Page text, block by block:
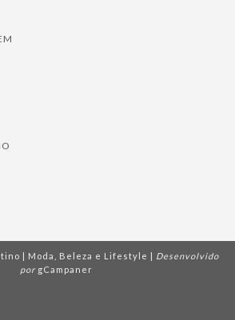
| Moda, Beleza e Lifestyle | Desenvolvido
por gCampaner